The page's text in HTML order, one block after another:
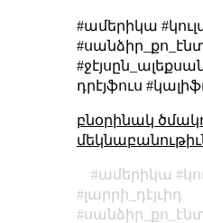
#ամերիկա
դրէյֆուս
բնօրինակ
ամերիկա
լարրի_դէյւիդ